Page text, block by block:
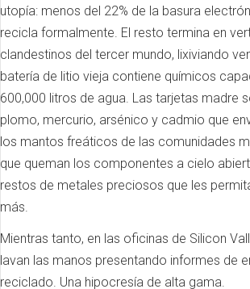
utopía: menos del 22% de la basura
recicla formalmente. El resto termina en
clandestinos del tercer mundo, lixiviando
batería de litio vieja contiene químicos
600,000 litros de agua. Las tarjetas madre
plomo, mercurio, arsénico y cadmio que
los mantos freáticos de las comunidades
que queman los componentes a cielo
restos de metales preciosos que les
más.
Mientras tanto, en las oficinas de Silicon
lavan las manos presentando informes de
reciclado. Una hipocresía de alta gama.